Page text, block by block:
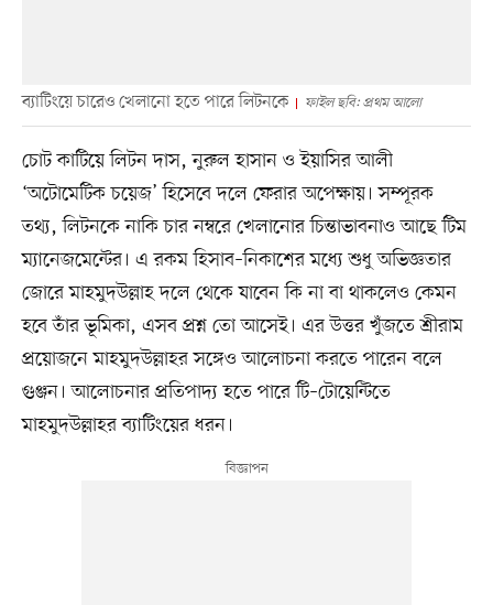
ব্যাটিংয়ে চারেও খেলানো হতে পারে লিটনকে ফাইল ছবি: প্রথম আলো
চোট কাটিয়ে লিটন দাস, নুরুল হাসান ও ইয়াসির আলী
‘অটোমেটিক চয়েজ’ হিসেবে দলে ফেরার অপেক্ষায়। সম্পূরক
তথ্য, লিটনকে নাকি চার নম্বরে খেলানোর চিন্তাভাবনাও আছে টিম
ম্যানেজমেন্টের। এ রকম হিসাব–নিকাশের মধ্যে শুধু অভিজ্ঞতার
জোরে মাহমুদউল্লাহ দলে থেকে যাবেন কি না বা থাকলেও কেমন
হবে তাঁর ভূমিকা, এসব প্রশ্ন তো আসেই। এর উত্তর খুঁজতে শ্রীরাম
প্রয়োজনে মাহমুদউল্লাহর সঙ্গেও আলোচনা করতে পারেন বলে
গুঞ্জন। আলোচনার প্রতিপাদ্য হতে পারে টি–টোয়েন্টিতে
মাহমুদউল্লাহর ব্যাটিংয়ের ধরন।